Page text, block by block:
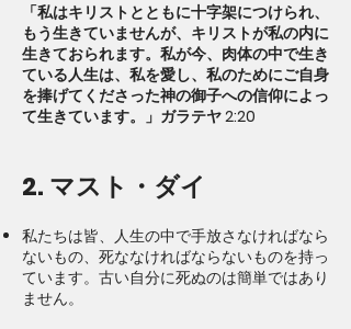
「私はキリストとともに十字架につけられ、
もう生きていませんが、キリストが私の内に
生きておられます。私が今、肉体の中で生き
ている人生は、私を愛し、私のためにご自身
を捧げてくださった神の御子への信仰によっ
て生きています。」ガラテヤ 2:20
2. マスト・ダイ
私たちは皆、人生の中で手放さなければなら
ないもの、死ななければならないものを持っ
ています。古い自分に死ぬのは簡単ではあり
ません。